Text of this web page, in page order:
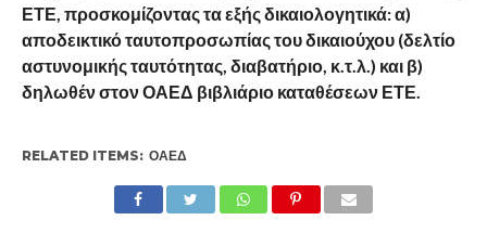
ΕΤΕ, προσκομίζοντας τα εξής δικαιολογητικά: α)
αποδεικτικό ταυτοπροσωπίας του δικαιούχου (δελτίο
αστυνομικής ταυτότητας, διαβατήριο, κ.τ.λ.) και β)
δηλωθέν στον ΟΑΕΔ βιβλιάριο καταθέσεων ΕΤΕ.
RELATED ITEMS: ΟΑΕΔ